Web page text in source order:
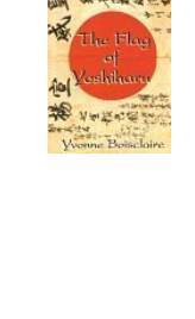
Comenzar a vender
Ayuda